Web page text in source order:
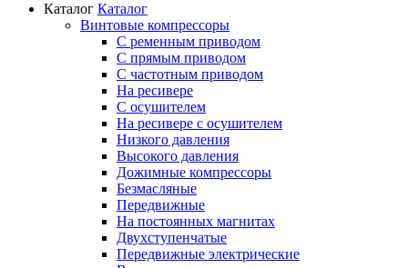
Каталог Каталог
Винтовые компрессоры
С ременным приводом
С прямым приводом
С частотным приводом
На ресивере
С осушителем
На ресивере с осушителем
Низкого давления
Высокого давления
Дожимные компрессоры
Безмасляные
Передвижные
На постоянных магнитах
Двухступенчатые
Передвижные электрические